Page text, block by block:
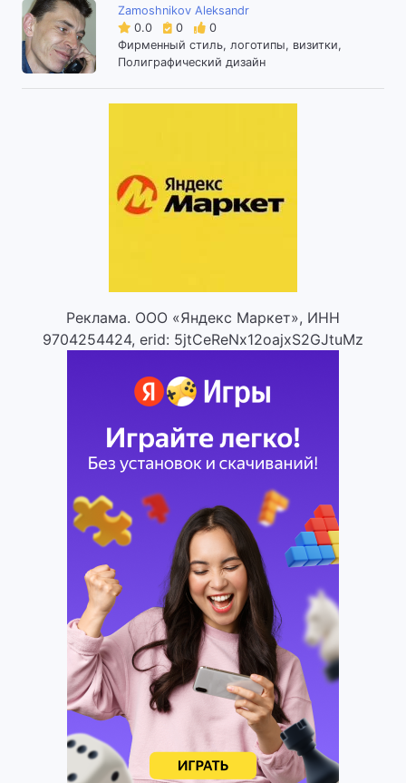
Zamoshnikov Aleksandr
0.0
0
0
Фирменный стиль, логотипы, визитки,
Полиграфический дизайн
Реклама. ООО «Яндекс Маркет», ИНН
9704254424, erid: 5jtCeReNx12oajxS2GJtuMz